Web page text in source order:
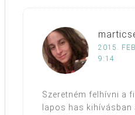
2015.
9:14
Szeretném felhívni a
lapos has